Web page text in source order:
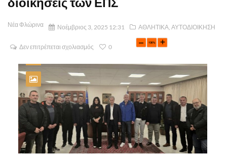
Νέα Φλώρινα Νοέμβριος 3, 2025 12:31 ΑΘΛΗΤΙΚΑ, ΑΥΤΟΔΙΟΙΚΗΣΗ
Δεν επιτρέπεται σχολιασμός 0